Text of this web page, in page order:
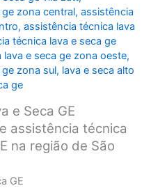
zona central,assistência
,assistência técnica lava
técnica lava e seca ge
e seca ge zona oeste,
zona sul, lava e seca alto
ge
e Seca GE
assistência técnica
na região de São
GE